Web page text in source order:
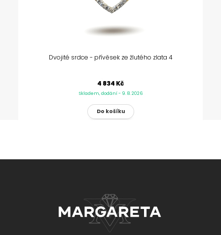
Dvojité srdce - přívěsek ze žlutého zlata 4
4 834 Kč
Skladem, dodání - 9. 8. 2026